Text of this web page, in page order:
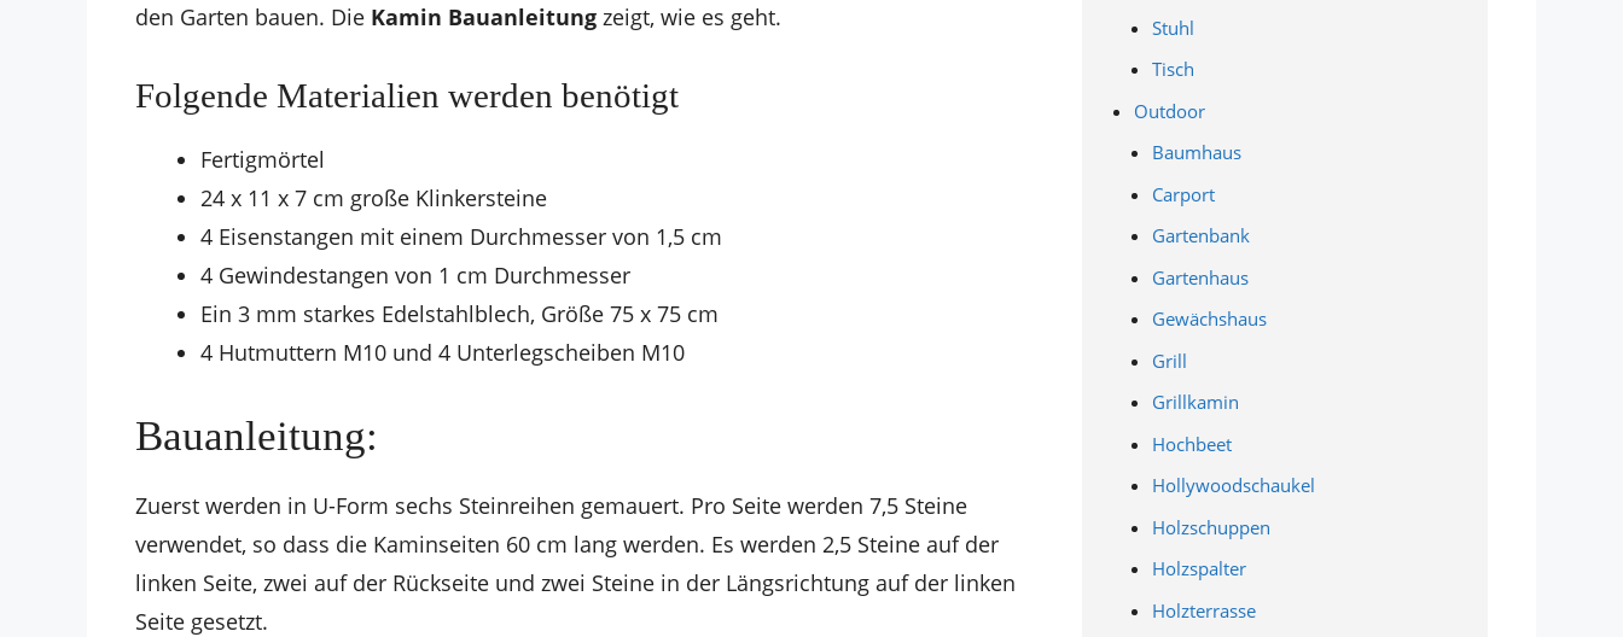
den Garten bauen. Die Kamin Bauanleitung zeigt, wie es geht.
Folgende Materialien werden benötigt
Fertigmörtel
24 x 11 x 7 cm große Klinkersteine
4 Eisenstangen mit einem Durchmesser von 1,5 cm
4 Gewindestangen von 1 cm Durchmesser
Ein 3 mm starkes Edelstahlblech, Größe 75 x 75 cm
4 Hutmuttern M10 und 4 Unterlegscheiben M10
Bauanleitung:
Zuerst werden in U-Form sechs Steinreihen gemauert. Pro Seite werden 7,5 Steine
verwendet, so dass die Kaminseiten 60 cm lang werden. Es werden 2,5 Steine auf der
linken Seite, zwei auf der Rückseite und zwei Steine in der Längsrichtung auf der linken
Seite gesetzt.
Stuhl
Tisch
Outdoor
Baumhaus
Carport
Gartenbank
Gartenhaus
Gewächshaus
Grill
Grillkamin
Hochbeet
Hollywoodschaukel
Holzschuppen
Holzspalter
Holzterrasse